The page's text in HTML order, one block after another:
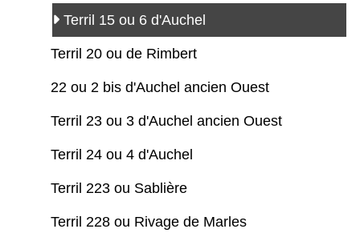
Terril 15 ou 6 d'Auchel
Terril 20 ou de Rimbert
22 ou 2 bis d'Auchel ancien Ouest
Terril 23 ou 3 d'Auchel ancien Ouest
Terril 24 ou 4 d'Auchel
Terril 223 ou Sablière
Terril 228 ou Rivage de Marles